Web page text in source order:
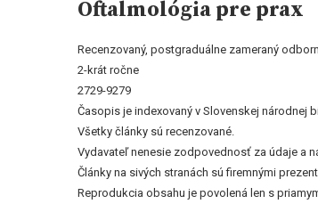
Oftalmológia pre prax
Recenzovaný, postgraduálne zameraný
2-krát ročne
2729-9279
Časopis je indexovaný v Slovenskej národnej
Všetky články sú recenzované.
Vydavateľ nenesie zodpovednosť za údaje a
Články na sivých stranách sú firemnými
Reprodukcia obsahu je povolená len s